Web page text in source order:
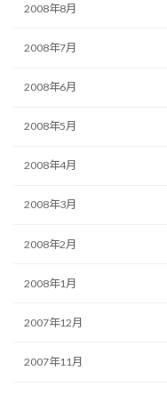
2008年8月
2008年7月
2008年6月
2008年5月
2008年4月
2008年3月
2008年2月
2008年1月
2007年12月
2007年11月